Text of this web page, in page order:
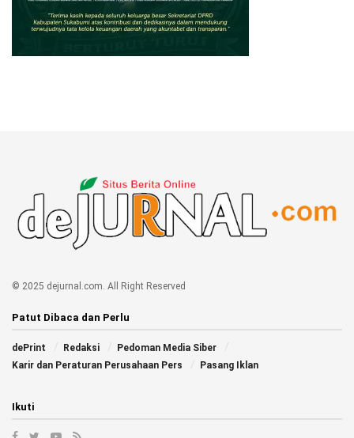
© 2025 dejurnal.com. All Right Reserved
Patut Dibaca dan Perlu
dePrint Redaksi
Pedoman Media Siber
Karir dan Peraturan Perusahaan Pers
Pasang Iklan
Ikuti